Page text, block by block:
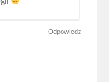
Odpowiedz